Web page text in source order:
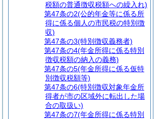
税額の普通徴収税額への繰入れ)
第47条の2(公的年金等に係る所
得に係る個人の市民税の特別徴
収)
第47条の3(特別徴収義務者)
第47条の4(年金所得に係る特別
徴収税額の納入の義務)
第47条の5(年金所得に係る仮特
別徴収税額等)
第47条の6(特別徴収対象年金所
得者が市の区域外に転出した場
合の取扱い)
第47条の7(年金所得に係る特別